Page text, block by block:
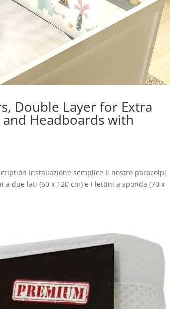
Double Layer for Extra
Headboards with
Installazione semplice Il nostro paracolpi
due lati (60 x 120 cm) e i lettini a sponda (70 x